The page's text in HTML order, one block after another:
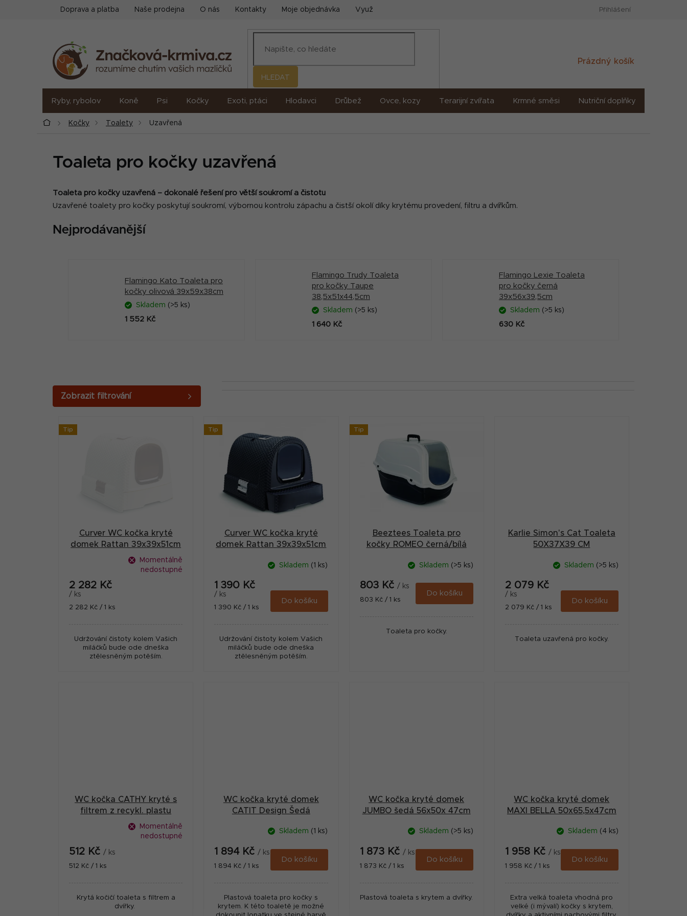
Doprava a platba Naše prodejna O nás Kontakty Moje objednávka Využití umělé inteligence (AI) Přihlášení
HLEDAT
Nákupní
Prázdný košík
Ryby, rybolov Koně Psi Kočky Exoti, ptáci Hlodavci Drůbež Ovce, kozy Terarijní zvířata Krmné směsi Nutriční doplňky
DomůKočky Toalety Uzavřená
Toaleta pro kočky uzavřená
Toaleta pro kočky uzavřená – dokonalé řešení pro větší soukromí a čistotu
Uzavřené toalety pro kočky poskytují soukromí, výbornou kontrolu zápachu a čistší okolí díky krytému provedení, filtru a dvířkům.
Nejprodávanější
Flamingo Kato Toaleta pro
kočky olivová 39x59x38cm
Skladem (>5 ks)
1 552 Kč
Flamingo Trudy Toaleta
pro kočky Taupe
38,5x51x44,5cm
Skladem (>5 ks)
1 640 Kč
Flamingo Lexie Toaleta
pro kočky černá
39x56x39,5cm
Skladem (>5 ks)
630 Kč
o
ý Tip
Curver WC kočka kryté
domek Rattan 39x39x51cm
mocha
Momentálně
nedostupné
2 282 Kč
/ ks
Měrná
2 282 Kč / 1 ks
Udržování čistoty kolem Vašich
miláčků bude ode dneška
ztělesněným potěším.
Tip
Curver WC kočka kryté
domek Rattan 39x39x51cm
Skladem (1 ks)
1 390 Kč
/ ks
Měrná
1 390 Kč / 1 ks
Do košíku
Udržování čistoty kolem Vašich
miláčků bude ode dneška
ztělesněným potěším.
Tip
Beeztees Toaleta pro
kočky ROMEO černá/bílá
Skladem (>5 ks)
803 Kč / ks
Měrná
803 Kč / 1 ks
Do košíku
Toaleta pro kočky.
Karlie Simon's Cat Toaleta
50X37X39 CM
Skladem (>5 ks)
2 079 Kč
/ ks
Měrná
2 079 Kč / 1 ks
Do košíku
Toaleta uzavřená pro kočky.
WC kočka CATHY kryté s
filtrem z recykl. plastu
Zolux
Momentálně
nedostupné
512 Kč / ks
Měrná
512 Kč / 1 ks
Krytá kočičí toaleta s filtrem a
dvířky.
WC kočka kryté domek
CATIT Design Šedá
Skladem (1 ks)
1 894 Kč / ks
Měrná
1 894 Kč / 1 ks
Do košíku
Plastová toaleta pro kočky s
krytem. K této toaletě je možné
WC kočka kryté domek
JUMBO šedá 56x50x 47cm
Skladem (>5 ks)
1 873 Kč / ks
Měrná
1 873 Kč / 1 ks
Do košíku
Plastová toaleta s krytem a dvířky.
WC kočka kryté domek
MAXI BELLA 50x65,5x47cm
Skladem (4 ks)
1 958 Kč / ks
Měrná
1 958 Kč / 1 ks
Do košíku
Extra velká toaleta vhodná pro
velké (i mývalí) kočky s krytem,